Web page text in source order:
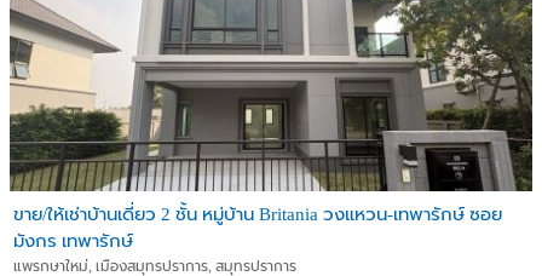
ขาย/ให้เช่าบ้านเดี่ยว 2 ชั้น หมู่บ้าน Britania วงแหวน-เทพารักษ์ ซอย
มังกร เทพารักษ์
แพรกษาใหม่, เมืองสมุทรปราการ, สมุทรปราการ